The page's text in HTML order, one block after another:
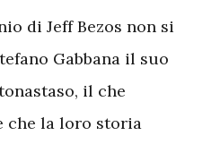
di Jeff Bezos non si
Gabbana il suo
il che
che la loro storia